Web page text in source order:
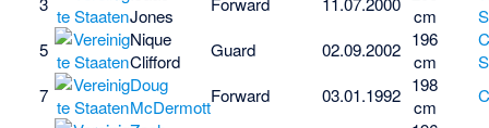
Jones
cm
5
Nique
Clifford
Guard 02.09.2002 196
cm
7
Doug
McDermott
Forward 03.01.1992 198
cm